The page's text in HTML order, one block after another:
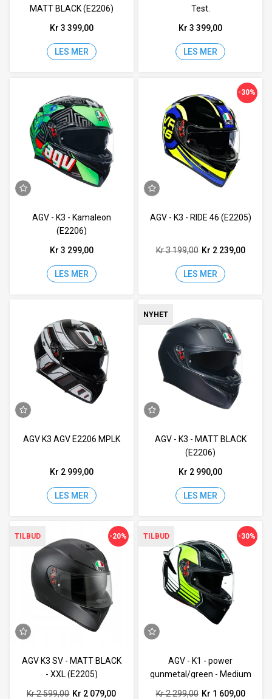
MATT BLACK (E2206)
Kr 3 399,00
LES MER
Test.
Kr 3 399,00
LES MER
AGV - K3 - Kamaleon
(E2206)
Kr 3 299,00
LES MER
AGV - K3 - RIDE 46 (E2205)
-30%
Kr 3 199,00 Kr 2 239,00
LES MER
AGV K3 AGV E2206 MPLK
Kr 2 999,00
LES MER
NYHET
AGV - K3 - MATT BLACK
(E2206)
Kr 2 990,00
LES MER
TILBUD
AGV K3 SV - MATT BLACK
- XXL (E2205)
-20%
Kr 2 599,00 Kr 2 079,00
TILBUD
AGV - K1 - power
gunmetal/green - Medium
-30%
Kr 2 299,00 Kr 1 609,00